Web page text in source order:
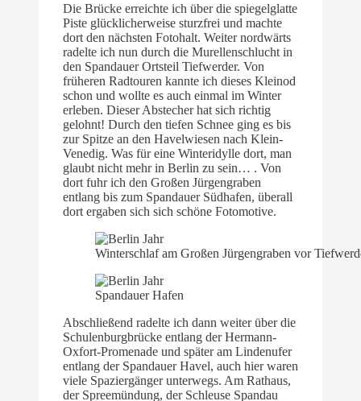
Die Brücke erreichte ich über die spiegelglatte
Piste glücklicherweise sturzfrei und machte
dort den nächsten Fotohalt. Weiter nordwärts
radelte ich nun durch die Murellenschlucht in
den Spandauer Ortsteil Tiefwerder. Von
früheren Radtouren kannte ich dieses Kleinod
schon und wollte es auch einmal im Winter
erleben. Dieser Abstecher hat sich richtig
gelohnt! Durch den tiefen Schnee ging es bis
zur Spitze an den Havelwiesen nach Klein-
Venedig. Was für eine Winteridylle dort, man
glaubt nicht mehr in Berlin zu sein… . Von
dort fuhr ich den Großen Jürgengraben
entlang bis zum Spandauer Südhafen, überall
dort ergaben sich sich schöne Fotomotive.
Winterschlaf am Großen Jürgengraben vor
Spandauer Hafen
Abschließend radelte ich dann weiter über die
Schulenburgbrücke entlang der Hermann-
Oxfort-Promenade und später am Lindenufer
entlang der Spandauer Havel, auch hier waren
viele Spaziergänger unterwegs. Am Rathaus,
der Spreemündung, der Schleuse Spandau